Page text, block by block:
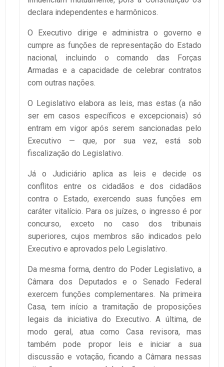
declara independentes e harmônicos.
O Executivo dirige e administra o governo e
cumpre as funções de representação do Estado
nacional, incluindo o comando das Forças
Armadas e a capacidade de celebrar contratos
com outras nações.
O Legislativo elabora as leis, mas estas (a não
ser em casos específicos e excepcionais) só
entram em vigor após serem sancionadas pelo
Executivo — que, por sua vez, está sob
fiscalização do Legislativo.
Já o Judiciário aplica as leis e decide os
conflitos entre os cidadãos e dos cidadãos
contra o Estado, exercendo suas funções em
caráter vitalício. Para os juízes, o ingresso é por
concurso, exceto no caso dos tribunais
superiores, cujos membros são indicados pelo
Executivo e aprovados pelo Legislativo.
Da mesma forma, dentro do Poder Legislativo, a
Câmara dos Deputados e o Senado Federal
exercem funções complementares. Na primeira
Casa, tem início a tramitação de proposições
legais da iniciativa do Executivo. A última, de
modo geral, atua como Casa revisora, mas
também pode propor leis e iniciar a sua
discussão e votação, ficando a Câmara nessas